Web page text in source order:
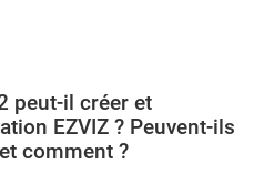
peut-il créer et
EZVIZ ? Peuvent-ils
comment ?